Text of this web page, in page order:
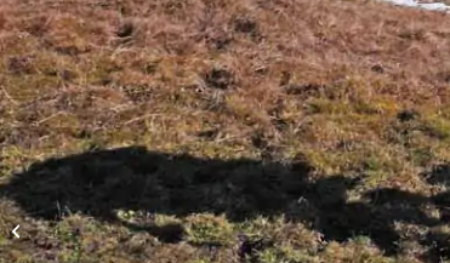
Hike-and-Fly